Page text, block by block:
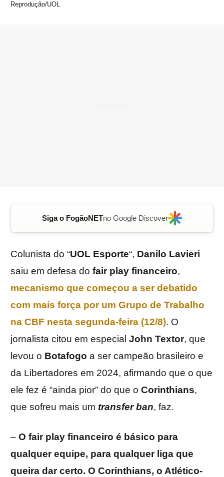
Reprodução/UOL
Siga o FogãoNETno Google Discover
Colunista do “UOL Esporte“, Danilo Lavieri
saiu em defesa do fair play financeiro,
mecanismo que começou a ser debatido
com mais força por um Grupo de Trabalho
na CBF nesta segunda-feira (12/8). O
jornalista citou em especial John Textor, que
levou o Botafogo a ser campeão brasileiro e
da Libertadores em 2024, afirmando que o que
ele fez é “ainda pior” do que o Corinthians,
que sofreu mais um transfer ban, faz.
– O fair play financeiro é básico para
qualquer equipe, para qualquer liga que
queira dar certo. O Corinthians, o Atlético-